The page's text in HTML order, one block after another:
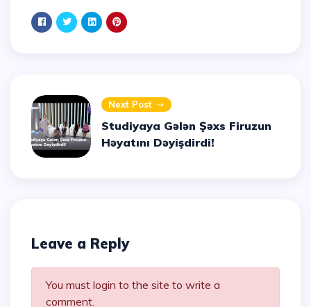
Next Post
Studiyaya Gələn Şəxs Firuzun
Həyatını Dəyişdirdi!
Leave a Reply
You must login to the site to write a
comment.